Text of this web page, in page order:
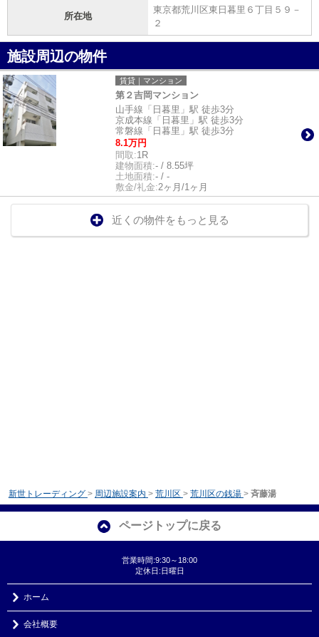
所在地
東京都荒川区東日暮里６丁目５９－
２
施設周辺の物件
賃貸｜マンション
第２吉岡マンション
山手線「日暮里」駅 徒歩3分
京成本線「日暮里」駅 徒歩3分
常磐線「日暮里」駅 徒歩3分
8.1万円
間取:1R
建物面積:- / 8.55坪
土地面積:- / -
敷金/礼金:2ヶ月/1ヶ月
近くの物件をもっと見る
新世トレーディング > 周辺施設案内 > 荒川区 > 荒川区の銭湯 > 斉藤湯
ページトップに戻る
営業時間:9:30～18:00
定休日:日曜日
ホーム
会社概要